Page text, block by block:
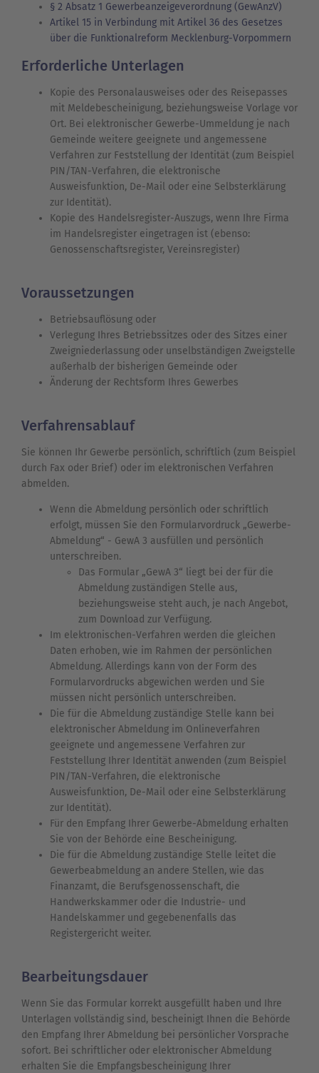
§ 2 Absatz 1 Gewerbeanzeigeverordnung (GewAnzV)
Artikel 15 in Verbindung mit Artikel 36 des Gesetzes
über die Funktionalreform Mecklenburg-Vorpommern
Erforderliche Unterlagen
Kopie des Personalausweises oder des Reisepasses
mit Meldebescheinigung, beziehungsweise Vorlage vor
Ort. Bei elektronischer Gewerbe-Ummeldung je nach
Gemeinde weitere geeignete und angemessene
Verfahren zur Feststellung der Identität (zum Beispiel
PIN/TAN-Verfahren, die elektronische
Ausweisfunktion, De-Mail oder eine Selbsterklärung
zur Identität).
Kopie des Handelsregister-Auszugs, wenn Ihre Firma
im Handelsregister eingetragen ist (ebenso:
Genossenschaftsregister, Vereinsregister)
Voraussetzungen
Betriebsauflösung oder
Verlegung Ihres Betriebssitzes oder des Sitzes einer
Zweigniederlassung oder unselbständigen Zweigstelle
außerhalb der bisherigen Gemeinde oder
Änderung der Rechtsform Ihres Gewerbes
Verfahrensablauf
Sie können Ihr Gewerbe persönlich, schriftlich (zum Beispiel
durch Fax oder Brief) oder im elektronischen Verfahren
abmelden.
Wenn die Abmeldung persönlich oder schriftlich
erfolgt, müssen Sie den Formularvordruck „Gewerbe-
Abmeldung“ - GewA 3 ausfüllen und persönlich
unterschreiben.
Das Formular „GewA 3“ liegt bei der für die
Abmeldung zuständigen Stelle aus,
beziehungsweise steht auch, je nach Angebot,
zum Download zur Verfügung.
Im elektronischen-Verfahren werden die gleichen
Daten erhoben, wie im Rahmen der persönlichen
Abmeldung. Allerdings kann von der Form des
Formularvordrucks abgewichen werden und Sie
müssen nicht persönlich unterschreiben.
Die für die Abmeldung zuständige Stelle kann bei
elektronischer Abmeldung im Onlineverfahren
geeignete und angemessene Verfahren zur
Feststellung Ihrer Identität anwenden (zum Beispiel
PIN/TAN-Verfahren, die elektronische
Ausweisfunktion, De-Mail oder eine Selbsterklärung
zur Identität).
Für den Empfang Ihrer Gewerbe-Abmeldung erhalten
Sie von der Behörde eine Bescheinigung.
Die für die Abmeldung zuständige Stelle leitet die
Gewerbeabmeldung an andere Stellen, wie das
Finanzamt, die Berufsgenossenschaft, die
Handwerkskammer oder die Industrie- und
Handelskammer und gegebenenfalls das
Registergericht weiter.
Bearbeitungsdauer
Wenn Sie das Formular korrekt ausgefüllt haben und Ihre
Unterlagen vollständig sind, bescheinigt Ihnen die Behörde
den Empfang Ihrer Abmeldung bei persönlicher Vorsprache
sofort. Bei schriftlicher oder elektronischer Abmeldung
erhalten Sie die Empfangsbescheinigung Ihrer